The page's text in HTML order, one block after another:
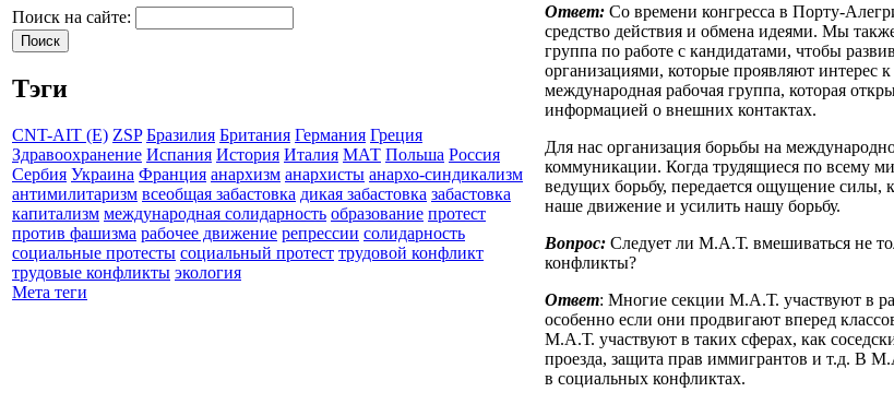
Поиск на сайте:
Тэги
CNT-AIT (E) ZSP Бразилия Британия Германия Греция
Здравоохранение Испания История Италия МАТ Польша Россия
Сербия Украина Франция анархизм анархисты анархо-синдикализм
антимилитаризм всеобщая забастовка дикая забастовка забастовка
капитализм международная солидарность образование протест
против фашизма рабочее движение репрессии солидарность
социальные протесты социальный протест трудовой конфликт
трудовые конфликты экология
Мета теги
Ответ: Со времени конгресса в Порту-
средство действия и обмена идеями. Мы
группа по работе с кандидатами, чтобы
организациями, которые проявляют
международная рабочая группа, которая
информацией о внешних контактах.
Для нас организация борьбы на
коммуникации. Когда трудящиеся по всему
ведущих борьбу, передается ощущение силы,
наше движение и усилить нашу борьбу.
Вопрос: Следует ли М.А.Т. вмешиваться не
конфликты?
Ответ: Многие секции М.А.Т. участвуют в
особенно если они продвигают вперед
М.А.Т. участвуют в таких сферах, как
проезда, защита прав иммигрантов и т.д. В
в социальных конфликтах.